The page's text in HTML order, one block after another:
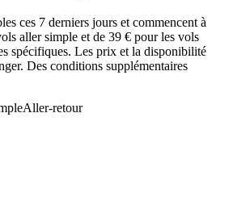
ces 7 derniers jours et commencent à
aller simple et de 39 € pour les vols
spécifiques. Les prix et la disponibilité
Des conditions supplémentaires
Aller-retour